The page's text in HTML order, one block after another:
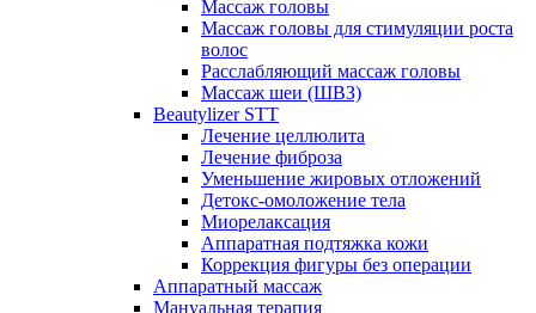
Массаж головы
Массаж головы для стимуляции роста
волос
Расслабляющий массаж головы
Массаж шеи (ШВЗ)
Beautylizer STT
Лечение целлюлита
Лечение фиброза
Уменьшение жировых отложений
Детокс-омоложение тела
Миорелаксация
Аппаратная подтяжка кожи
Коррекция фигуры без операции
Аппаратный массаж
Мануальная терапия